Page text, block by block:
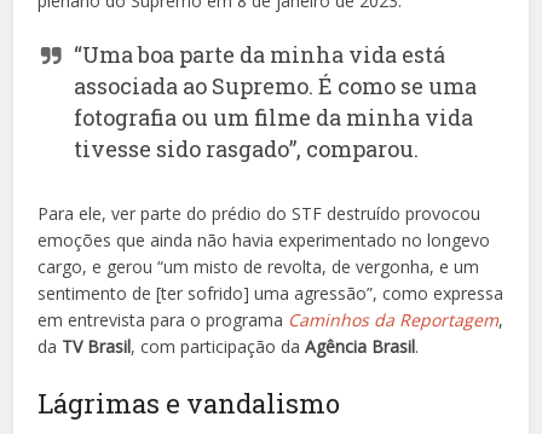
“Uma boa parte da minha vida está
associada ao Supremo. É como se uma
fotografia ou um filme da minha vida
tivesse sido rasgado”, comparou.
Para ele, ver parte do prédio do STF destruído provocou
emoções que ainda não havia experimentado no longevo
cargo, e gerou “um misto de revolta, de vergonha, e um
sentimento de [ter sofrido] uma agressão”, como expressa
em entrevista para o programa Caminhos da Reportagem,
da TV Brasil, com participação daAgência Brasil.
Lágrimas e vandalismo